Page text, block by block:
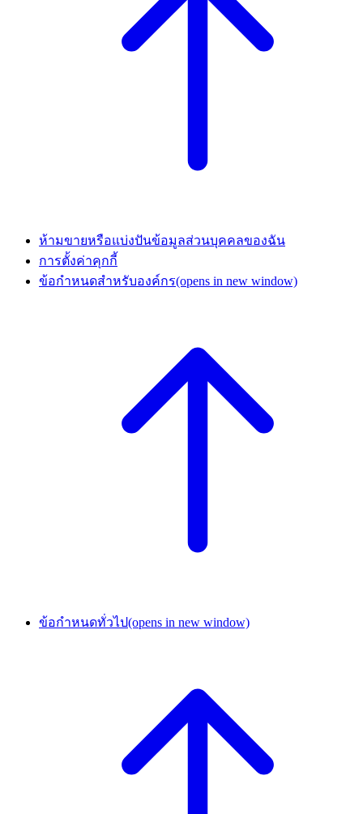
ห้ามขายหรือแบ่งปันข้อมูลส่วนบุคคลของฉัน
การตั้งค่าคุกกี้
ข้อกำหนดสำหรับองค์กร(opens in new window)
ข้อกำหนดทั่วไป(opens in new window)